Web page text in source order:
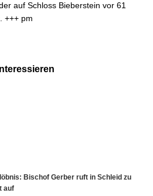
auf Schloss Bieberstein vor 61
+++ pm
Bischof Gerber ruft in Schleid zu
auf